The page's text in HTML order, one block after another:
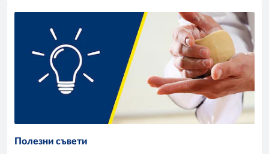
Полезни съвети